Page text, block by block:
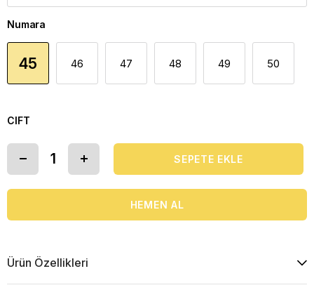
Numara
45 46 47 48 49 50
CIFT
Ürün Özellikleri